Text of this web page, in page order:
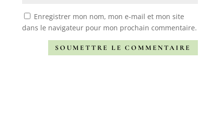
Enregistrer mon nom, mon e-mail et mon site
dans le navigateur pour mon prochain commentaire.
SOUMETTRE LE COMMENTAIRE